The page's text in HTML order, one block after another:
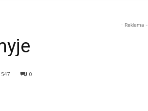
0
547
- Reklama -